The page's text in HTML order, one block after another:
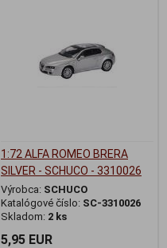
1:72 ALFA ROMEO BRERA
SILVER - SCHUCO - 3310026
Výrobca: SCHUCO
Katalógové číslo: SC-3310026
Skladom: 2 ks
5,95 EUR